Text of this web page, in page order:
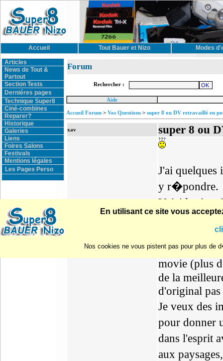
Accueil Tout Bauer et Nizo Modes
Articles
News de Tout &
Partout
Section Tests
Derniéres pages
Technique Super8
Ciné-combines
Reparer?
Historique
Galeries
Liens
Foires Salons
Festivals
Mentions légales
Les Pages Perso
Forum
Rechercher :
Aide
Accueil Forum > Vos Questions > super 8 ou DV retravaillé en
xav super 8 ou
J'ai
y r�pondre.
Voici la
�galement
bient�t). Je
j'ai plusieurs
movie (plus
de la
d'original pas
Je veux des
pour donner
dans l'esprit
aux
En utilisant ce site vous
Nos cookies ne vous pistent pas pour plus